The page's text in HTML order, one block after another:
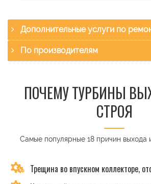
Дополнительные услуги по
По производителям
ПОЧЕМУ ТУРБИНЫ
СТРОЯ
Самые популярные 18 причин выхода
Трещина во впускном коллекторе,